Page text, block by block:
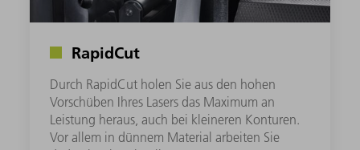
RapidCut
Durch RapidCut holen Sie aus den hohen
Vorschüben Ihres Lasers das Maximum an
Leistung heraus, auch bei kleineren Konturen.
Vor allem in dünnem Material arbeiten Sie